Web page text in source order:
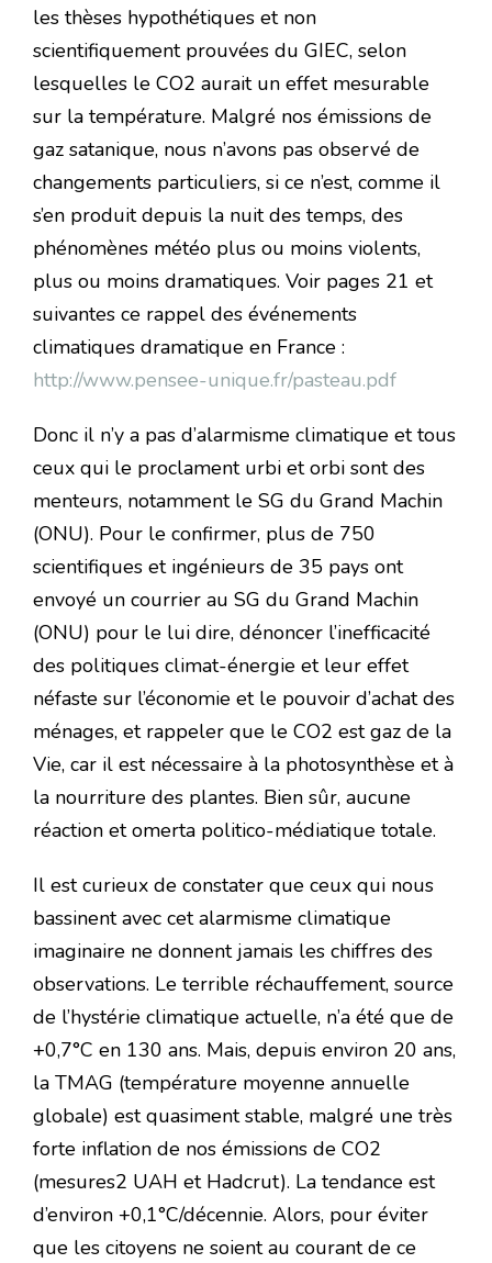
les thèses hypothétiques et non
scientifiquement prouvées du GIEC, selon
lesquelles le CO2 aurait un effet mesurable
sur la température. Malgré nos émissions de
gaz satanique, nous n’avons pas observé de
changements particuliers, si ce n’est, comme il
s’en produit depuis la nuit des temps, des
phénomènes météo plus ou moins violents,
plus ou moins dramatiques. Voir pages 21 et
suivantes ce rappel des événements
climatiques dramatique en France :
http://www.pensee-unique.fr/pasteau.pdf
Donc il n’y a pas d’alarmisme climatique et tous
ceux qui le proclament urbi et orbi sont des
menteurs, notamment le SG du Grand Machin
(ONU). Pour le confirmer, plus de 750
scientifiques et ingénieurs de 35 pays ont
envoyé un courrier au SG du Grand Machin
(ONU) pour le lui dire, dénoncer l’inefficacité
des politiques climat-énergie et leur effet
néfaste sur l’économie et le pouvoir d’achat des
ménages, et rappeler que le CO2 est gaz de la
Vie, car il est nécessaire à la photosynthèse et à
la nourriture des plantes. Bien sûr, aucune
réaction et omerta politico-médiatique totale.
Il est curieux de constater que ceux qui nous
bassinent avec cet alarmisme climatique
imaginaire ne donnent jamais les chiffres des
observations. Le terrible réchauffement, source
de l’hystérie climatique actuelle, n’a été que de
+0,7°C en 130 ans. Mais, depuis environ 20 ans,
la TMAG (température moyenne annuelle
globale) est quasiment stable, malgré une très
forte inflation de nos émissions de CO2
(mesures2 UAH et Hadcrut). La tendance est
d’environ +0,1°C/décennie. Alors, pour éviter
que les citoyens ne soient au courant de ce